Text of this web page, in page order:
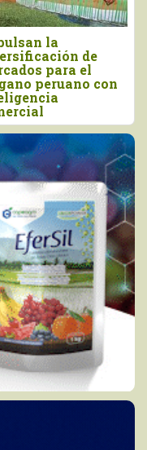
Tres pilares para
impulsar la
competitividad
agro peruano